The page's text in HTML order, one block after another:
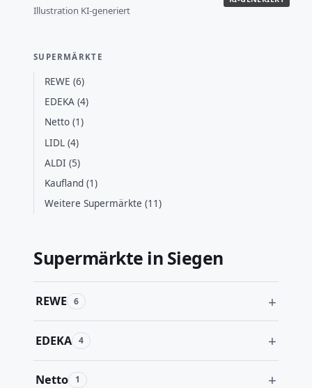
Illustration KI-generiert
SUPERMÄRKTE
REWE (6)
EDEKA (4)
Netto (1)
LIDL (4)
ALDI (5)
Kaufland (1)
Weitere Supermärkte (11)
Supermärkte in Siegen
REWE 6
EDEKA 4
Netto 1